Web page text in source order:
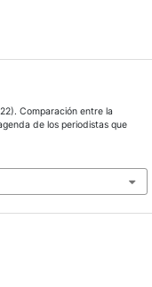
Comparación entre la
de los periodistas que